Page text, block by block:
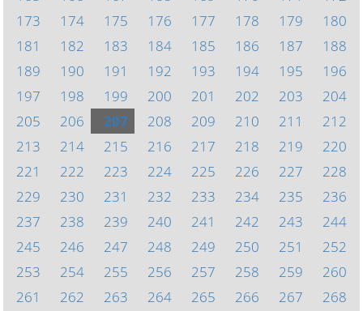
173
174 175 176 177 178 179
180
181
182 183 184 185 186 187
188
189
190 191 192 193 194 195
196
197
198 199 200 201 202 203
204
205
206 207 208 209 210 211
212
213
214 215 216 217 218 219
220
221
222 223 224 225 226 227
228
229
230 231 232 233 234 235
236
237
238 239 240 241 242 243
244
245
246 247 248 249 250 251
252
253
254 255 256 257 258 259
260
261
262 263 264 265 266 267
268